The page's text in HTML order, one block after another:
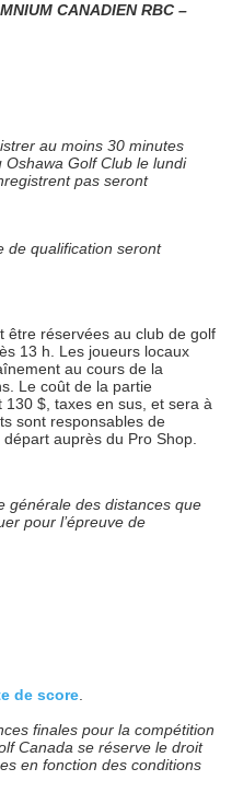
CANADIEN RBC –
au moins 30 minutes
Golf Club le lundi
pas seront
de qualification seront
être réservées au club de golf
13 h. Les joueurs locaux
au cours de la
Le coût de la partie
$, taxes en sus, et sera à
sont responsables de
auprès du Pro Shop.
générale des distances que
pour l’épreuve de
de score
finales pour la compétition
Canada se réserve le droit
en fonction des conditions